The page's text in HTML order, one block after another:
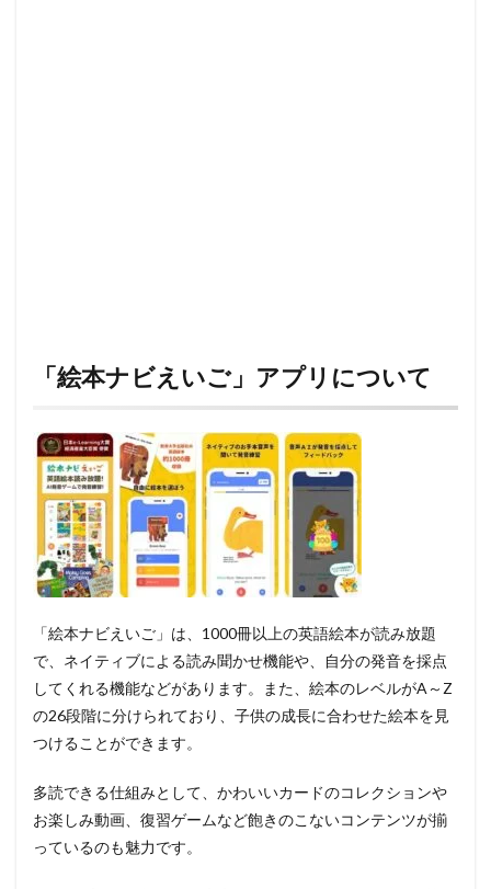
「絵本ナビえいご」アプリについて
「絵本ナビえいご」は、1000冊以上の英語絵本が読み放題
で、ネイティブによる読み聞かせ機能や、自分の発音を採点
してくれる機能などがあります。また、絵本のレベルがA～Z
の26段階に分けられており、子供の成長に合わせた絵本を見
つけることができます。
多読できる仕組みとして、かわいいカードのコレクションや
お楽しみ動画、復習ゲームなど飽きのこないコンテンツが揃
っているのも魅力です。